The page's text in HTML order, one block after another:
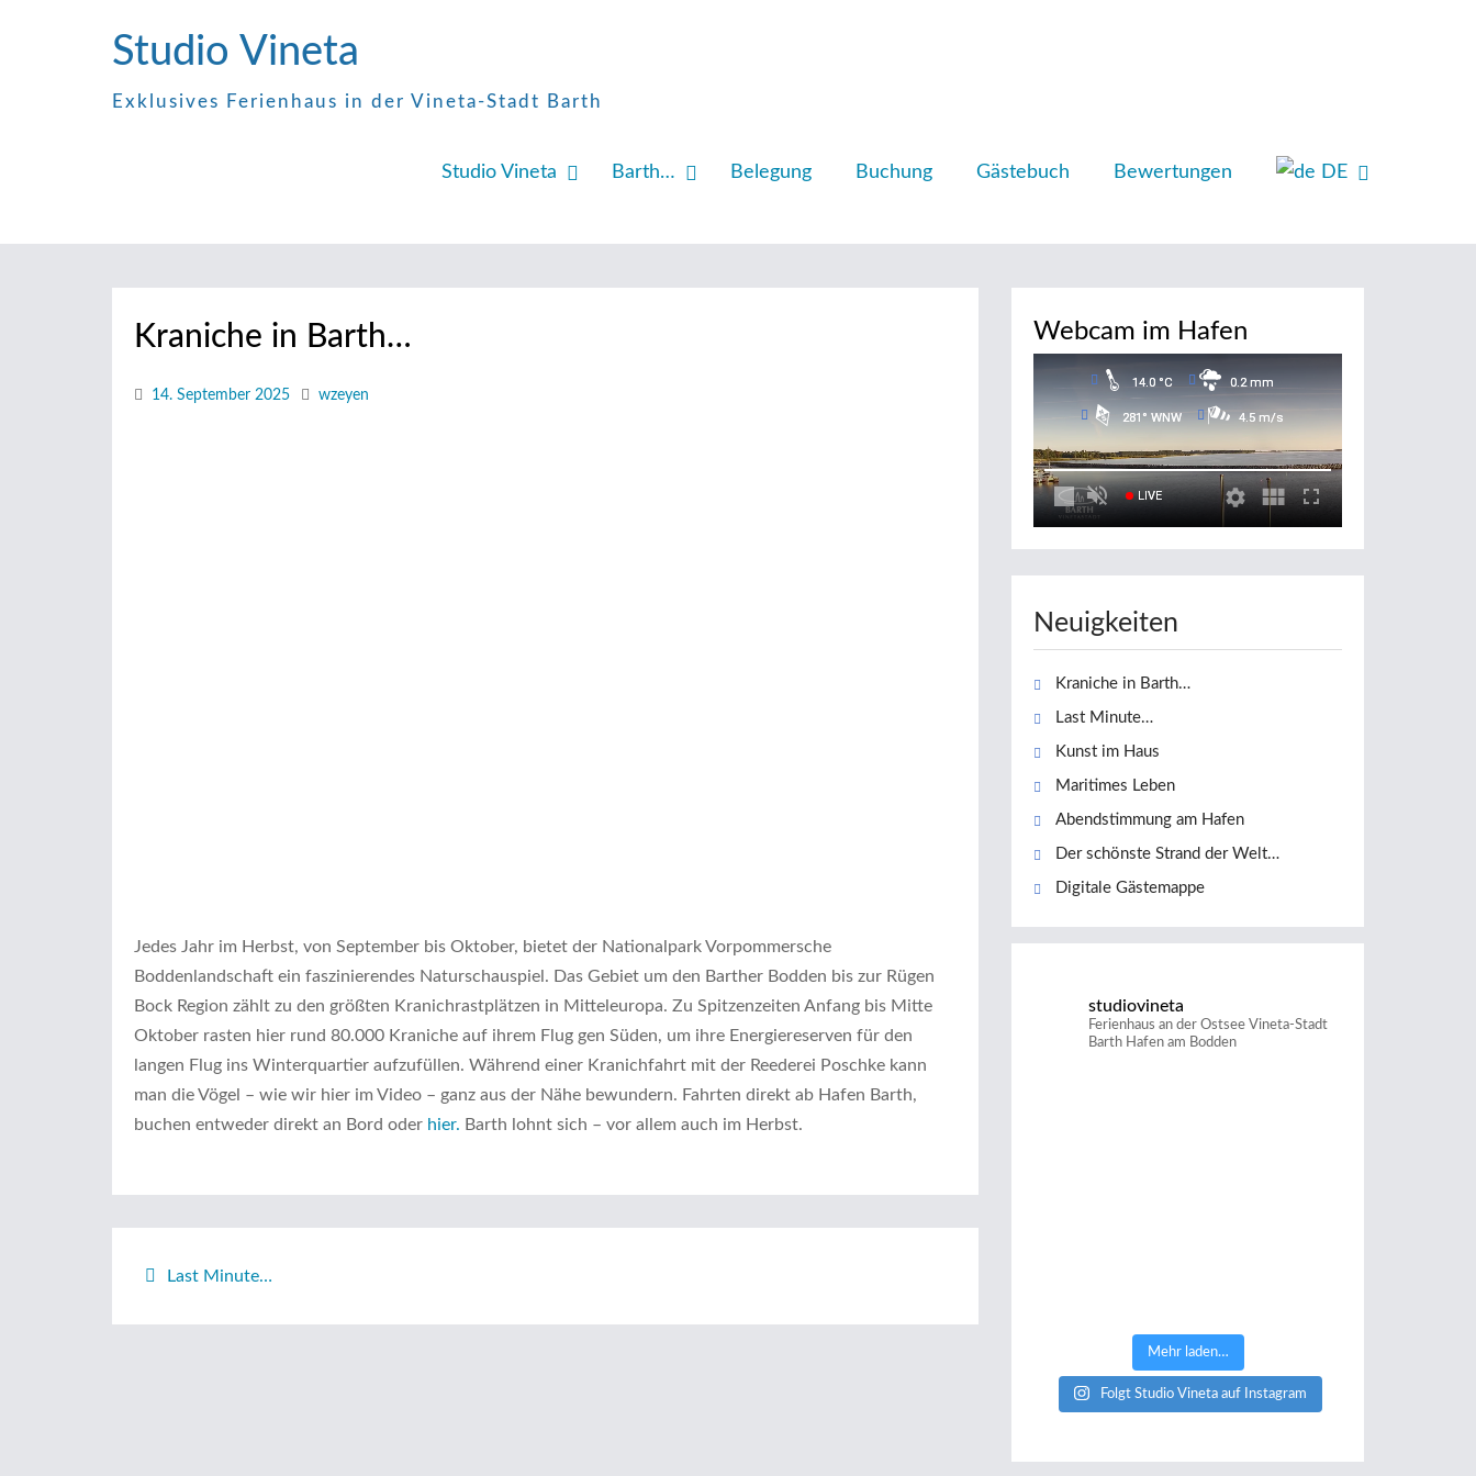
Studio Vineta
Exklusives Ferienhaus in der Vineta-Stadt Barth
Studio Vineta Barth… Belegung Buchung Gästebuch Bewertungen DE
Kraniche in Barth…
14. September 2025 wzeyen
Jedes Jahr im Herbst, von September bis Oktober, bietet der Nationalpark Vorpommersche
Boddenlandschaft ein faszinierendes Naturschauspiel. Das Gebiet um den Barther Bodden bis zur Rügen
Bock Region zählt zu den größten Kranichrastplätzen in Mitteleuropa. Zu Spitzenzeiten Anfang bis Mitte
Oktober rasten hier rund 80.000 Kraniche auf ihrem Flug gen Süden, um ihre Energiereserven für den
langen Flug ins Winterquartier aufzufüllen. Während einer Kranichfahrt mit der Reederei Poschke kann
man die Vögel – wie wir hier im Video – ganz aus der Nähe bewundern. Fahrten direkt ab Hafen Barth,
buchen entweder direkt an Bord oder hier. Barth lohnt sich – vor allem auch im Herbst.
Beitragsnavigation
Last Minute…
Webcam im Hafen
14.0 °C 0.2 mm
281° WNW 4.5 m/s
LIVE
Neuigkeiten
Kraniche in Barth…
Last Minute…
Kunst im Haus
Maritimes Leben
Abendstimmung am Hafen
Der schönste Strand der Welt…
Digitale Gästemappe
studiovineta
Ferienhaus an der Ostsee Vineta-Stadt
Barth Hafen am Bodden
Mehr laden…
Folgt Studio Vineta auf Instagram